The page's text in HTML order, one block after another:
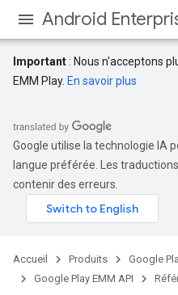
Android
Important: Nous n'acceptons
EMM Play. En savoir plus
Google utilise la technologie IA
langue préférée. Les
contenir des erreurs.
Accueil Produits Google
Google Play EMM API